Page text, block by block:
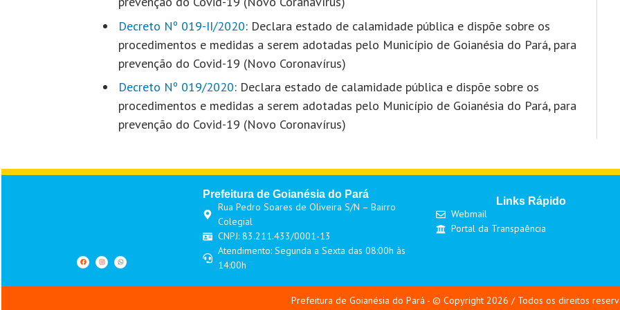
Decreto Nº 019-II/2020: Declara estado de calamidade pública e dispõe sobre os
procedimentos e medidas a serem adotadas pelo Município de Goianésia do Pará, para
prevenção do Covid-19 (Novo Coronavírus)
Decreto Nº 019/2020: Declara estado de calamidade pública e dispõe sobre os
procedimentos e medidas a serem adotadas pelo Município de Goianésia do Pará, para
prevenção do Covid-19 (Novo Coronavírus)
Prefeitura de Goianésia do Pará
Rua Pedro Soares de Oliveira S/N – Bairro
Colegial
CNPJ: 83.211.433/0001-13
Atendimento: Segunda a Sexta das 08:00h às
14:00h
Links Rápido
Webmail
Portal da Transpaência
Prefeitura de Goianésia do Pará - © Copyright 2026 / Todos os direitos